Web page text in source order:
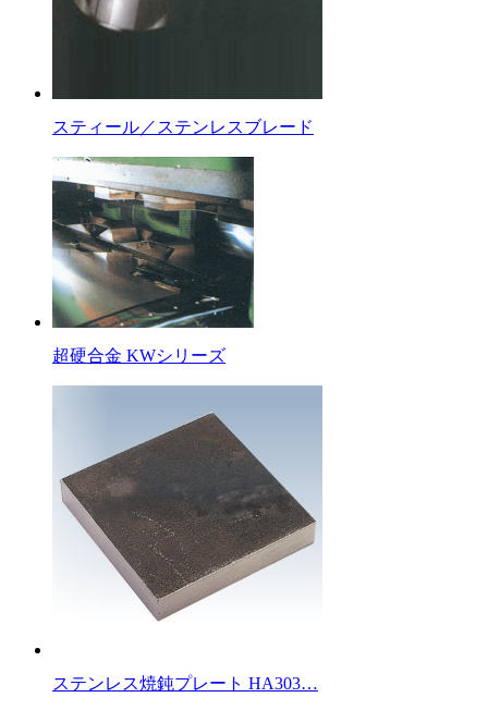
スティール／ステンレスブレード
超硬合金 KWシリーズ
ステンレス焼鈍プレート HA303…